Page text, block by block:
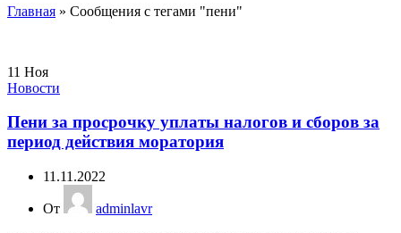
Главная » Сообщения с тегами "пени"
11 Ноя
Новости
Пени за просрочку уплаты налогов и сборов за
период действия моратория
11.11.2022
От
adminlavr